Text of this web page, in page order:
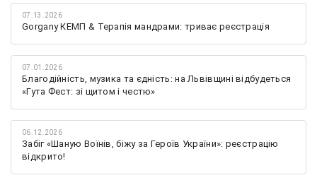
07.13.2026
Gorgany КЕМП & Терапія мандрами: триває реєстрація
07.01.2026
Благодійність, музика та єдність: на Львівщині відбудеться
«Гута Фест: зі щитом і честю»
06.12.2026
Забіг «Шаную Воїнів, біжу за Героїв України»: реєстрацію
відкрито!